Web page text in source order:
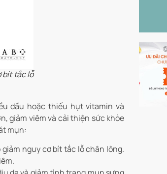
bít tắc lỗ
dầu hoặc thiếu hụt vitamin và
giảm viêm và cải thiện sức khỏe
mụn:
nguy cơ bít tắc lỗ chân lông.